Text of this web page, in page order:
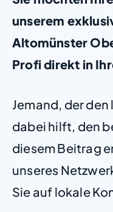
unserem
Altomünster
Profi direkt in
Jemand, der
dabei hilft, den
diesem Beitrag
unseres
Sie auf lokale